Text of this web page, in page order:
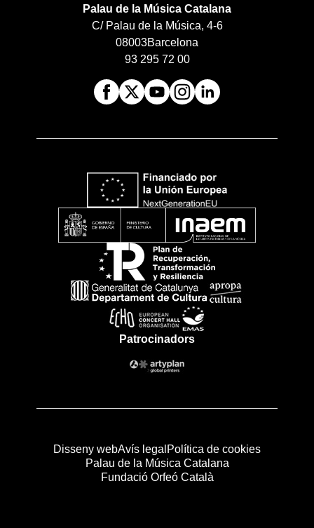
Palau de la Música Catalana
C/ Palau de la Música, 4-6
08003Barcelona
93 295 72 00
Patrocinadors
Disseny webAvís legal Política de cookies
Palau de la Música Catalana
Fundació Orfeó Català